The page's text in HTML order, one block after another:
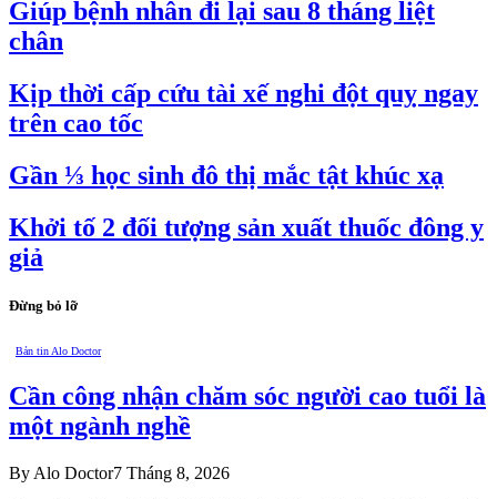
Giúp bệnh nhân đi lại sau 8 tháng liệt
chân
Kịp thời cấp cứu tài xế nghi đột quỵ ngay
trên cao tốc
Gần ⅓ học sinh đô thị mắc tật khúc xạ
Khởi tố 2 đối tượng sản xuất thuốc đông y
giả
Đừng bỏ lỡ
Bản tin Alo Doctor
Cần công nhận chăm sóc người cao tuổi là
một ngành nghề
By Alo Doctor7 Tháng 8, 2026